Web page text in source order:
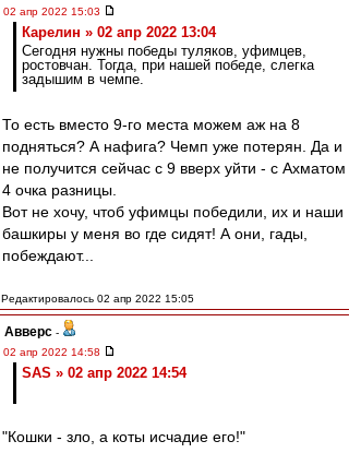
02 апр 2022 15:03
Карелин » 02 апр 2022 13:04
Сегодня нужны победы туляков, уфимцев,
ростовчан. Тогда, при нашей победе, слегка
задышим в чемпе.
То есть вместо 9-го места можем аж на 8
подняться? А нафига? Чемп уже потерян. Да и
не получится сейчас с 9 вверх уйти - с Ахматом
4 очка разницы.
Вот не хочу, чтоб уфимцы победили, их и наши
башкиры у меня во где сидят! А они, гады,
побеждают...
Редактировалось 02 апр 2022 15:05
Авверс -
02 апр 2022 14:58
SAS » 02 апр 2022 14:54
"Кошки - зло, а коты исчадие его!"